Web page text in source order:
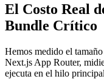
El Costo Real
Bundle Crítico
Hemos medido el
Next.js App Router,
ejecuta en el hilo